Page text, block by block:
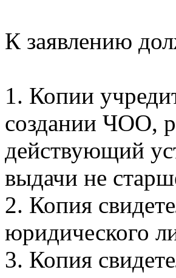
К заявлению
1. Копии
создании ЧОО,
действующий
выдачи не
2. Копия
юридического
3. Копия